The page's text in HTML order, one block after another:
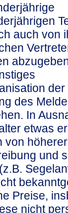
auch von
des
In
etwas
von
und
Preise,
nicht